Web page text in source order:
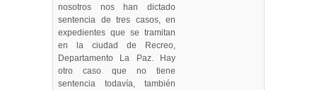
nosotros nos han dictado
sentencia de tres casos, en
expedientes que se tramitan
en la ciudad de Recreo,
Departamento La Paz. Hay
otro caso que no tiene
sentencia todavía, también